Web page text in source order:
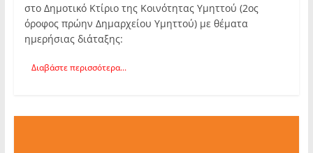
στο Δημοτικό Κτίριο της Κοινότητας Υμηττού (2ος
όροφος πρώην Δημαρχείου Υμηττού) με θέματα
ημερήσιας διάταξης:
Διαβάστε περισσότερα...